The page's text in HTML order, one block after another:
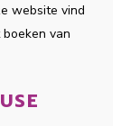
website vind
van